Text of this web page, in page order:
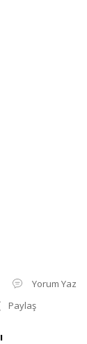
Yorum Yaz
Paylaş